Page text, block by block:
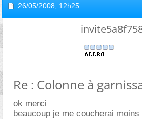
26/05/2008, 12h25
Re : Colonne à
ok merci
beaucoup je me coucherai moins